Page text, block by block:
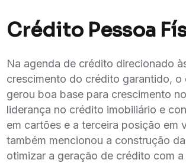
Crédito Pessoa
Na agenda de crédito direcionado
crescimento do crédito garantido,
gerou boa base para crescimento
liderança no crédito imobiliário e
em cartões e a terceira posição em
também mencionou a construção
otimizar a geração de crédito com